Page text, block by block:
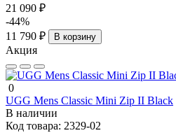
21 090 ₽
-44%
11 790 ₽
В корзину
Акция
0
UGG Mens Classic Mini Zip II Black
В наличии
Код товара: 2329-02